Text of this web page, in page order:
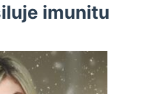
imunitu